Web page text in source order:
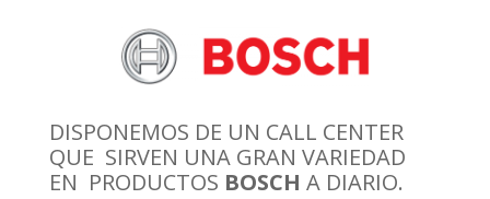
DISPONEMOS DE UN CALL CENTER
QUE SIRVEN UNA GRAN VARIEDAD
EN PRODUCTOS BOSCH A DIARIO.